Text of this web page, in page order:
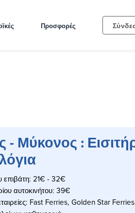
Προσφορές
- Μύκονος :
επιβάτη: 21€ - 32€
αυτοκινήτου: 39€
Fast Ferries, Golden Star